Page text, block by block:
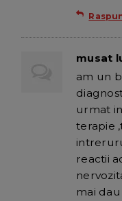
musat
am un
urmat
terapie
reactii
mai